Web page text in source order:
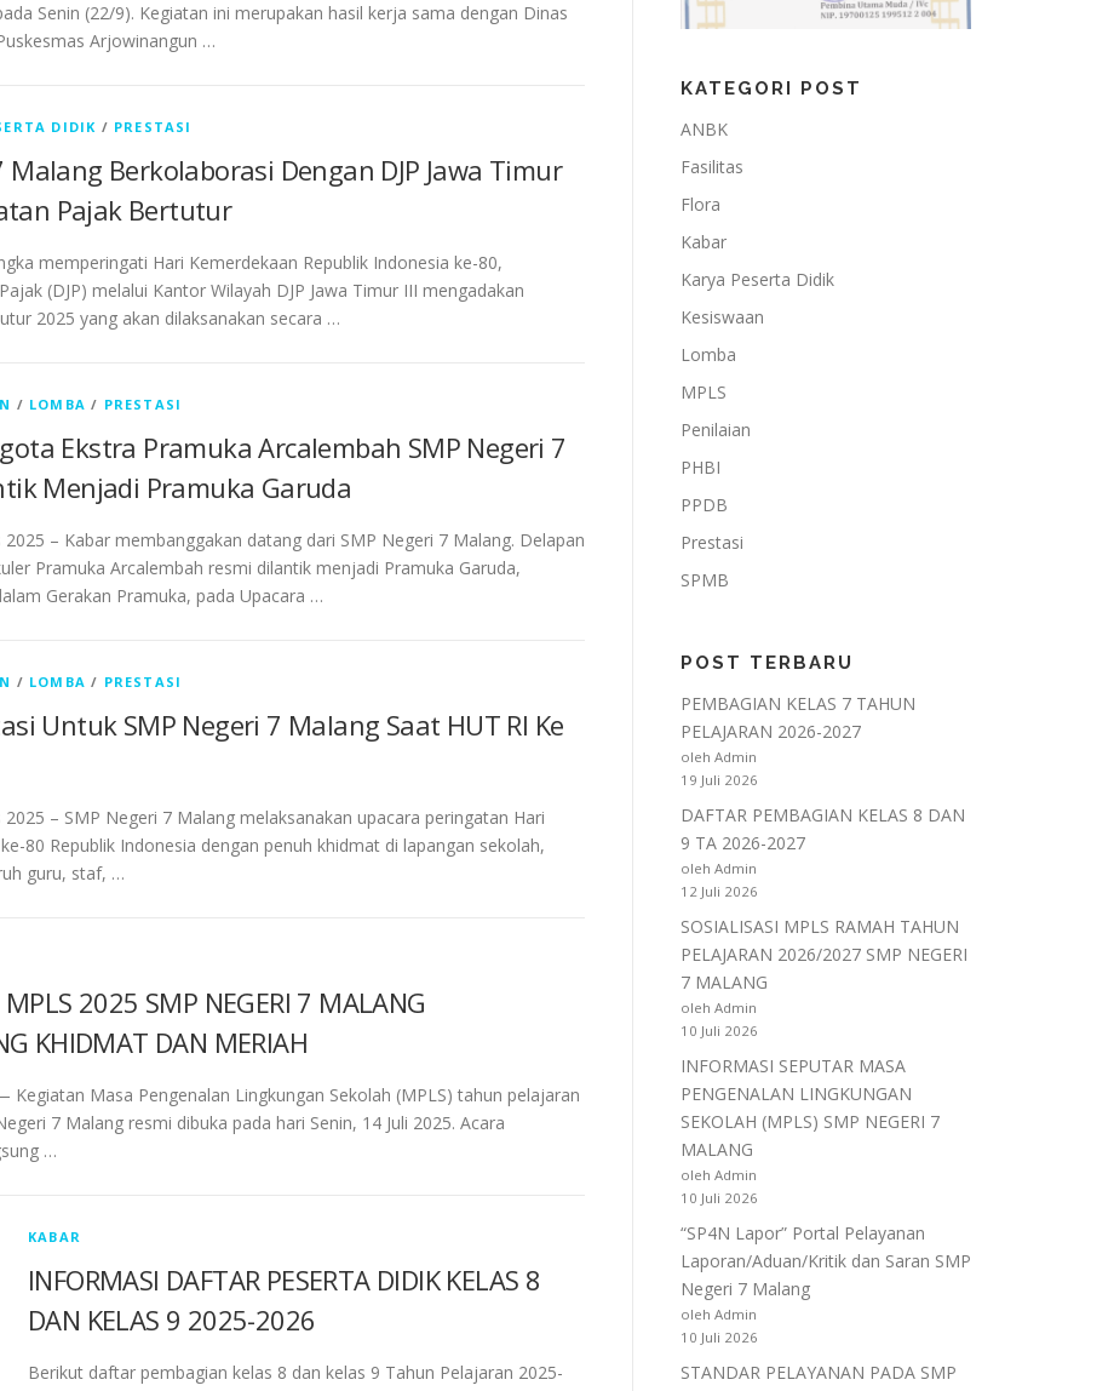
Senin (22/9). Kegiatan ini merupakan hasil kerja sama dengan Dinas
Arjowinangun …
DIDIK / PRESTASI
Malang Berkolaborasi Dengan DJP Jawa Timur
Pajak Bertutur
memperingati Hari Kemerdekaan Republik Indonesia ke-80,
(DJP) melalui Kantor Wilayah DJP Jawa Timur III mengadakan
2025 yang akan dilaksanakan secara …
/ LOMBA / PRESTASI
Ekstra Pramuka Arcalembah SMP Negeri 7
Menjadi Pramuka Garuda
– Kabar membanggakan datang dari SMP Negeri 7 Malang. Delapan
Pramuka Arcalembah resmi dilantik menjadi Pramuka Garuda,
Gerakan Pramuka, pada Upacara …
/ LOMBA / PRESTASI
Untuk SMP Negeri 7 Malang Saat HUT RI Ke
– SMP Negeri 7 Malang melaksanakan upacara peringatan Hari
80 Republik Indonesia dengan penuh khidmat di lapangan sekolah,
guru, staf, …
2025 SMP NEGERI 7 MALANG
KHIDMAT DAN MERIAH
Kegiatan Masa Pengenalan Lingkungan Sekolah (MPLS) tahun pelajaran
7 Malang resmi dibuka pada hari Senin, 14 Juli 2025. Acara
…
KABAR
INFORMASI DAFTAR PESERTA DIDIK KELAS 8
DAN KELAS 9 2025-2026
Berikut daftar pembagian kelas 8 dan kelas 9 Tahun Pelajaran 2025-
KATEGORI POST
ANBK
Fasilitas
Flora
Kabar
Karya Peserta Didik
Kesiswaan
Lomba
MPLS
Penilaian
PHBI
PPDB
Prestasi
SPMB
POST TERBARU
PEMBAGIAN KELAS 7 TAHUN
PELAJARAN 2026-2027
oleh Admin
19 Juli 2026
DAFTAR PEMBAGIAN KELAS 8 DAN
9 TA 2026-2027
oleh Admin
12 Juli 2026
SOSIALISASI MPLS RAMAH TAHUN
PELAJARAN 2026/2027 SMP NEGERI
7 MALANG
oleh Admin
10 Juli 2026
INFORMASI SEPUTAR MASA
PENGENALAN LINGKUNGAN
SEKOLAH (MPLS) SMP NEGERI 7
MALANG
oleh Admin
10 Juli 2026
“SP4N Lapor” Portal Pelayanan
Laporan/Aduan/Kritik dan Saran SMP
Negeri 7 Malang
oleh Admin
10 Juli 2026
STANDAR PELAYANAN PADA SMP